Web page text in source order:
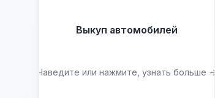
Выкуп автомобилей
Наведите или нажмите, узнать больше →
Проблемные
Узнать стоимость